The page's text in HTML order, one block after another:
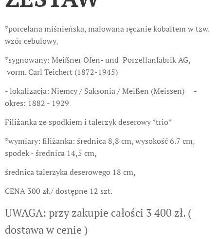
*porcelana miśnieńska, malowana ręcznie kobaltem w tzw.
wzór cebulowy,
*sygnowany: Meißner Ofen- und Porzellanfabrik AG,
vorm. Carl Teichert (1872-1945)
- lokalizacja: Niemcy / Saksonia / Meißen (Meissen) -
okres: 1882 - 1929
Filiżanka ze spodkiem i talerzyk deserowy *trio*
*wymiary: filiżanka: średnica 8,8 cm, wysokość 6.7 cm,
spodek - średnica 14,5 cm,
średnica talerzyka deserowego 18 cm,
CENA 300 zł./ dostępne 12 szt.
UWAGA: przy zakupie całości 3 400 zł. (
dostawa w cenie )